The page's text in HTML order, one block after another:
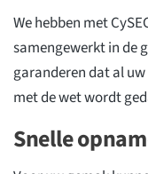
We hebben met
samengewerkt in de
garanderen dat al
met de wet wordt
Snelle